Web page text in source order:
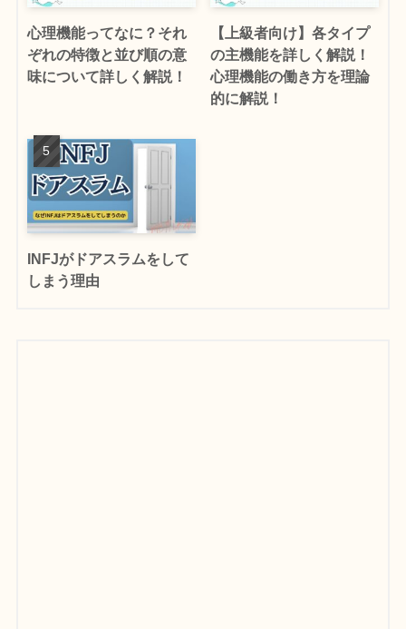
心理機能ってなに？それ
ぞれの特徴と並び順の意
味について詳しく解説！
【上級者向け】各タイプ
の主機能を詳しく解説！
心理機能の働き方を理論
的に解説！
INFJがドアスラムをして
しまう理由